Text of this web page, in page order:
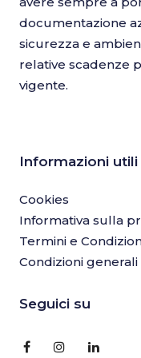
documentazione
sicurezza e
relative scadenze
vigente.
Informazioni utili
Cookies
Informativa sulla
Termini e
Condizioni generali
Seguici su